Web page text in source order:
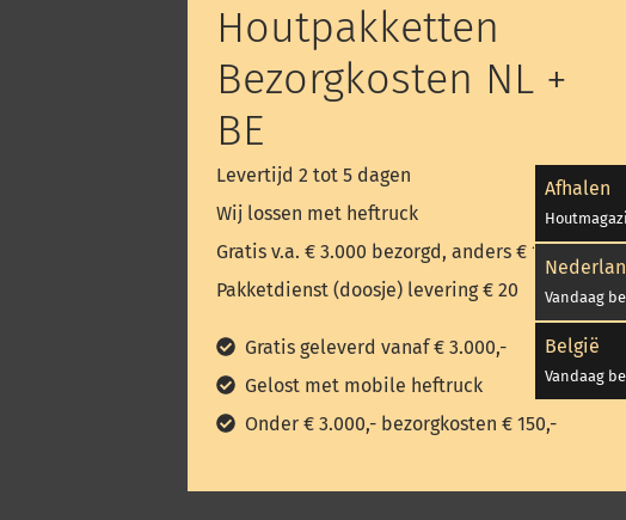
Houtpakketten
Bezorgkosten NL +
BE
Levertijd 2 tot 5 dagen
Wij lossen met heftruck
Gratis v.a. € 3.000 bezorgd, anders € 150
Pakketdienst (doosje) levering € 20
Gratis geleverd vanaf € 3.000,-
Gelost met mobile heftruck
Onder € 3.000,- bezorgkosten € 150,-
Afhalen
Vandaag
België
Vandaag